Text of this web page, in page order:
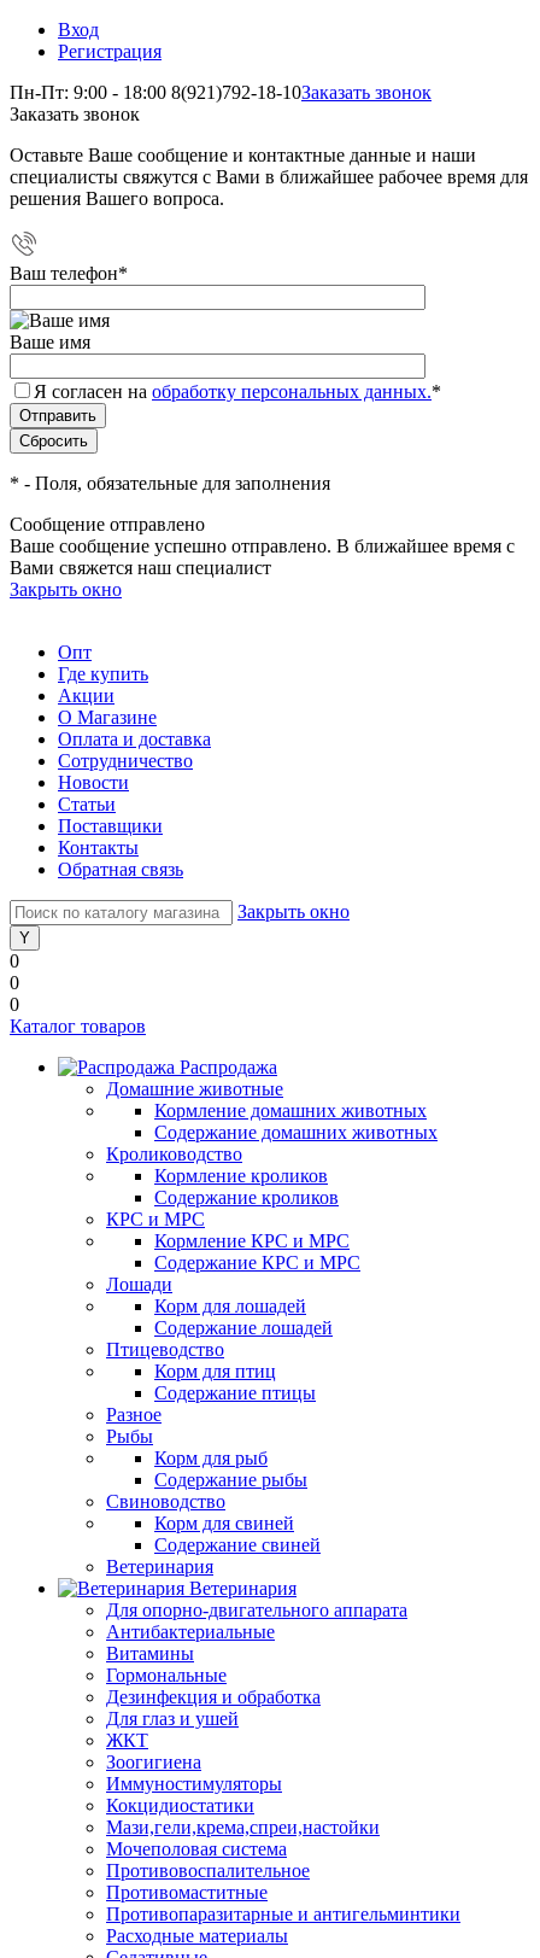
Вход
Регистрация
Пн-Пт: 9:00 - 18:00 8(921)792-18-10Заказать звонок
Заказать звонок
Оставьте Ваше сообщение и контактные данные и наши
специалисты свяжутся с Вами в ближайшее рабочее время для
решения Вашего вопроса.
Ваш телефон*
Ваше имя
Я согласен на обработку персональных данных.*
* - Поля, обязательные для заполнения
Сообщение отправлено
Ваше сообщение успешно отправлено. В ближайшее время с
Вами свяжется наш специалист
Закрыть окно
Опт
Где купить
Акции
О Магазине
Оплата и доставка
Сотрудничество
Новости
Статьи
Поставщики
Контакты
Обратная связь
Закрыть окно
0
0
0
Каталог товаров
Распродажа
Домашние животные
Кормление домашних животных
Содержание домашних животных
Кролиководство
Кормление кроликов
Содержание кроликов
КРС и МРС
Кормление КРС и МРС
Содержание КРС и МРС
Лошади
Корм для лошадей
Содержание лошадей
Птицеводство
Корм для птиц
Содержание птицы
Разное
Рыбы
Корм для рыб
Содержание рыбы
Свиноводство
Корм для свиней
Содержание свиней
Ветеринария
Ветеринария
Для опорно-двигательного аппарата
Антибактериальные
Витамины
Гормональные
Дезинфекция и обработка
Для глаз и ушей
ЖКТ
Зоогигиена
Иммуностимуляторы
Кокцидиостатики
Мази,гели,крема,спреи,настойки
Мочеполовая система
Противовоспалительное
Противомаститные
Противопаразитарные и антигельминтики
Расходные материалы